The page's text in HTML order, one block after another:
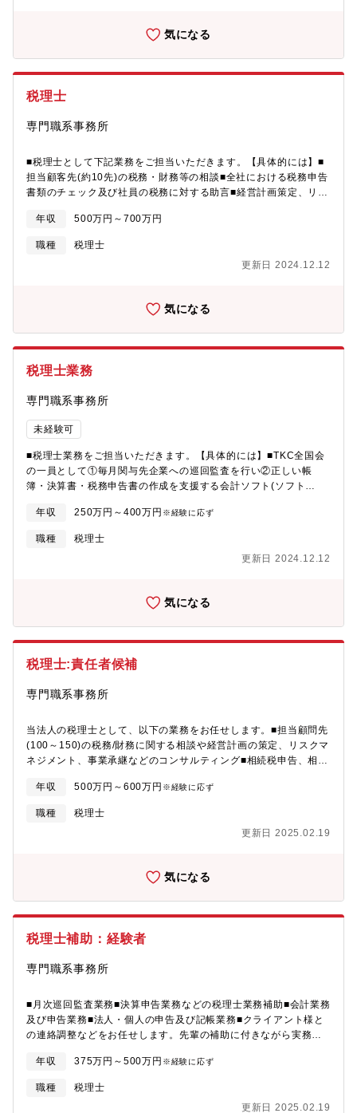
気になる
税理士
専門職系事務所
■税理士として下記業務をご担当いただきます。【具体的には】■
担当顧客先(約10先)の税務・財務等の相談■全社における税務申告
書類のチェック及び社員の税務に対する助言■経営計画策定、リス
続対策指導等■若手スタッフの指導・育成
年収 500万円～700万円
職種
税理士
更新日 2024.12.12
気になる
税理士業務
専門職系事務所
未経験可
■税理士業務をご担当いただきます。【具体的には】■TKC全国会
の一員として①毎月関与先企業への巡回監査を行い②正しい帳
簿・決算書・税務申告書の作成を支援する会計ソフト(ソフト
する」という見地から経営助言を行っています。
年収 250万円～400万円 ※経験に応ず
職種
税理士
更新日 2024.12.12
気になる
税理士:責任者候補
専門職系事務所
当法人の税理士として、以下の業務をお任せします。■担当顧問先
(100～150)の税務/財務に関する相談や経営計画の策定、リスクマ
ネジメント、事業承継などのコンサルティング■相続税申告、相続
継ぎを円滑に行います。その後は、グループ責任者としてスタッ
フを取り纏めていきます。※スタッフ7～8名を受け持ち、作成し
た帳簿や決算書のチェック、顧客か らの相談対応を行います。若
手スタッフの育成に力を注ぐとともに、IT化提案など先進的か
年収 500万円～600万円 ※経験に応ず
職種
税理士
更新日 2025.02.19
気になる
税理士補助：経験者
専門職系事務所
■月次巡回監査業務■決算申告業務などの税理士業務補助■会計業務
及び申告業務■法人・個人の申告及び記帳業務■クライアント様と
の連絡調整などをお任せします。先輩の補助に付きながら実務を
年収
375万円～500万円 ※経験に応ず
職種
税理士
更新日 2025.02.19